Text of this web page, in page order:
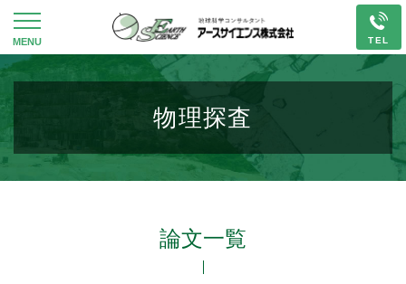
物理探査
論文一覧